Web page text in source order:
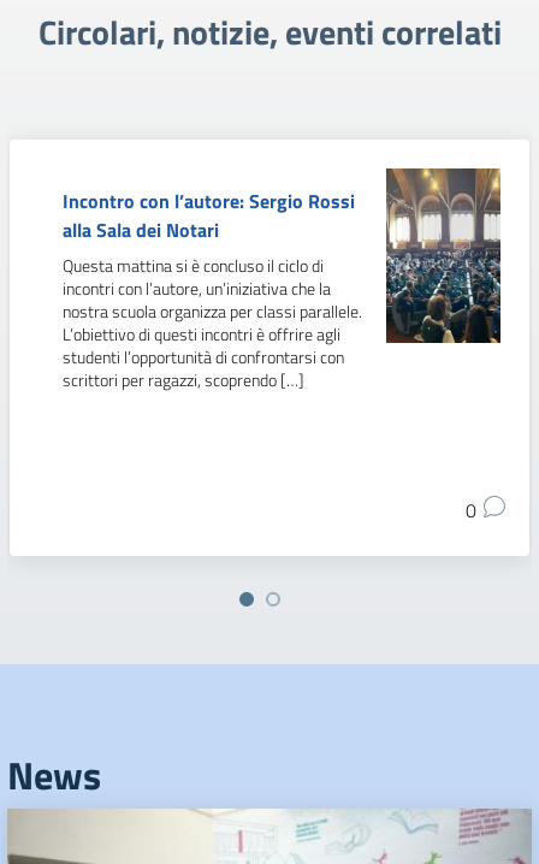
Circolari, notizie, eventi correlati
Incontro con l’autore: Sergio Rossi
alla Sala dei Notari
Questa mattina si è concluso il ciclo di
incontri con l’autore, un’iniziativa che la
nostra scuola organizza per classi parallele.
L’obiettivo di questi incontri è offrire agli
studenti l’opportunità di confrontarsi con
scrittori per ragazzi, scoprendo […]
0
News